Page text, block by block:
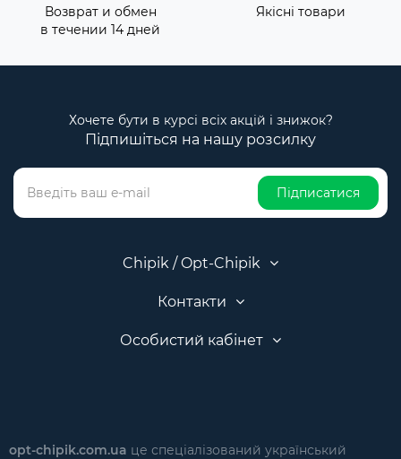
Возврат и обмен
в течении 14 дней
Якісні товари
Хочете бути в курсі всіх акцій і знижок?
Підпишіться на нашу розсилку
Підписатися
Chipik / Opt-Chipik
Контакти
Особистий кабінет
opt-chipik.com.ua це спеціалізований український